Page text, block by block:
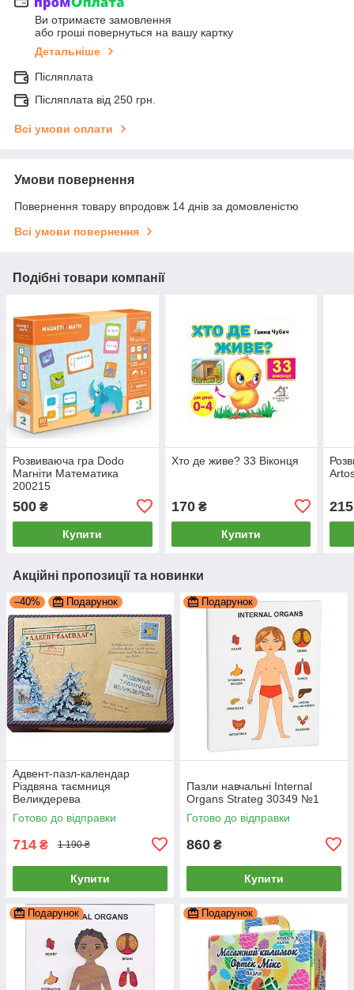
Ви отримаєте замовлення
або гроші повернуться на вашу картку
Детальніше
Післяплата
Післяплата від 250 грн.
Всі умови оплати
Умови повернення
Повернення товару впродовж 14 днів за домовленістю
Всі умови повернення
Подібні товари компанії
Розвиваюча гра Dodo
Магніти Математика
200215
500 ₴
Купити
Хто де живе? 33 Віконця
170₴
Купити
215
Акційні пропозиції та новинки
–40% Подарунок
Адвент-пазл-календар
Різдвяна таємниця
Великдерева
Готово до відправки
714 ₴ 1 190 ₴
Купити
Подарунок
Пазли навчальні Internal
Organs Strateg 30349 №1
Готово до відправки
860 ₴
Купити
Подарунок Подарунок